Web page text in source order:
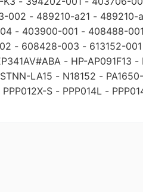
002 - 489210-a21 - 489210-
- 403900-001 - 408488-001
- 608428-003 - 613152-001
- HP-AP091F13 -
LA15 - N18152 -
PPP012X-S - PPP014L -